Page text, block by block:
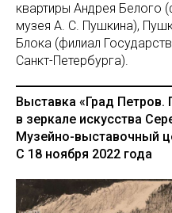
квартиры Андрея Белого
музея А. С. Пушкина),
Блока (филиал
Санкт-Петербурга).
Выставка «Град Петров.
в зеркале искусства
Музейно-выставочный
С 18 ноября 2022 года